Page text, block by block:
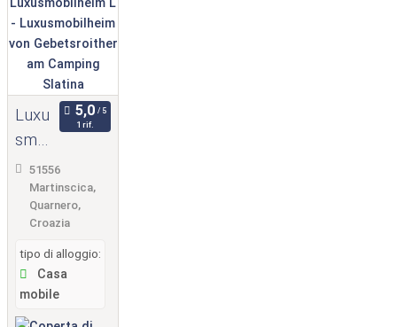
Luxu
smo
bilhei
von
tsroit
her
am
1 rif.
51556
Martinscica,
Quarnero,
Croazia
tipo di alloggio:
Casa
mobile